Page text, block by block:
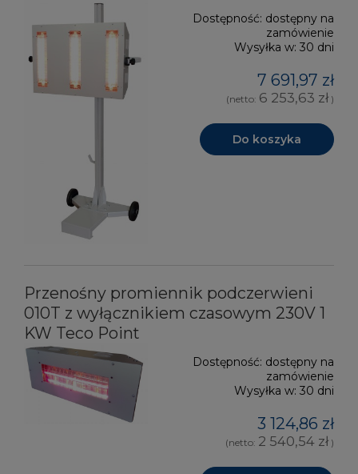
Dostępność: dostępny na
zamówienie
Wysyłka w: 30 dni
7 691,97 zł
(netto: 6 253,63 zł )
Do koszyka
Przenośny promiennik podczerwieni
010T z wyłącznikiem czasowym 230V 1
KW Teco Point
Dostępność: dostępny na
zamówienie
Wysyłka w: 30 dni
3 124,86 zł
(netto: 2 540,54 zł )